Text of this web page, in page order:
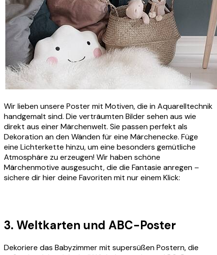
Wir lieben unsere Poster mit Motiven, die in Aquarelltechnik
handgemalt sind. Die verträumten Bilder sehen aus wie
direkt aus einer Märchenwelt. Sie passen perfekt als
Dekoration an den Wänden für eine Märchenecke. Füge
eine Lichterkette hinzu, um eine besonders gemütliche
Atmosphäre zu erzeugen! Wir haben schöne
Märchenmotive ausgesucht, die die Fantasie anregen –
sichere dir hier deine Favoriten mit nur einem Klick:
3. Weltkarten und ABC-Poster
Dekoriere das Babyzimmer mit supersüßen Postern, die